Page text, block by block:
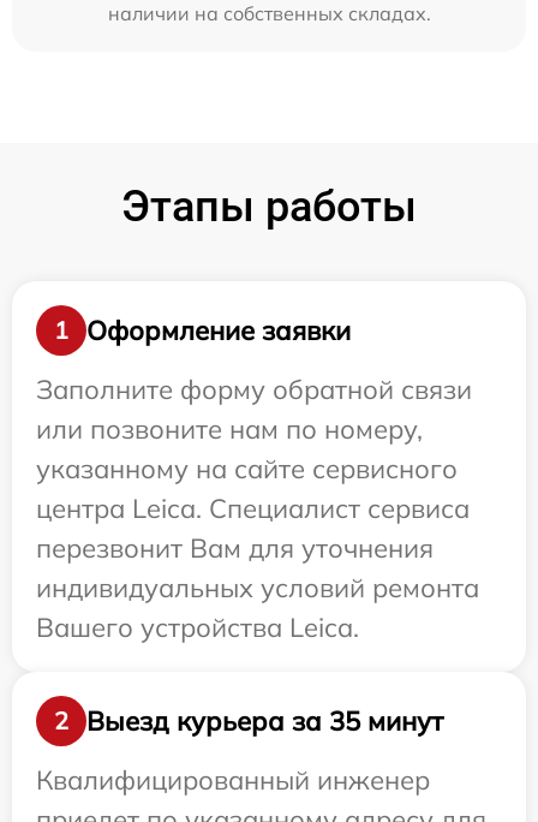
наличии на собственных складах.
Этапы работы
1
Оформление заявки
Заполните форму обратной связи
или позвоните нам по номеру,
указанному на сайте сервисного
центра Leica. Специалист сервиса
перезвонит Вам для уточнения
индивидуальных условий ремонта
Вашего устройства Leica.
2
Выезд курьера за 35 минут
Квалифицированный инженер